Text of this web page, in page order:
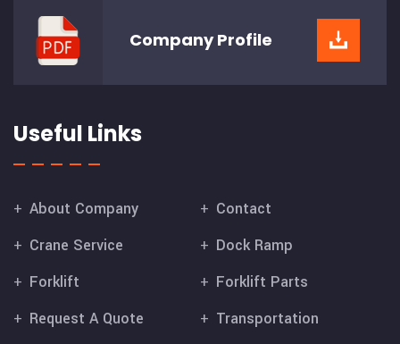
CompanyProfile
Useful Links
About Company
Contact
Crane Service
Dock Ramp
Forklift
Forklift Parts
Request A Quote
Transportation